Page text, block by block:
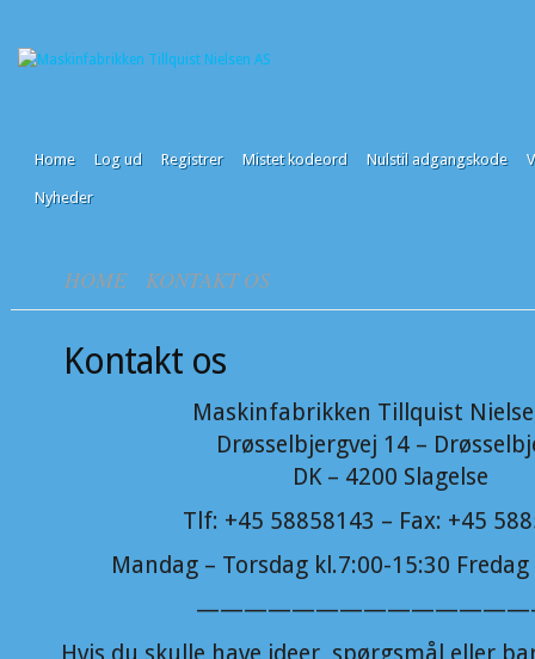
Home Log ud Registrer Mistet kodeord Nulstil adgangskode
Nyheder
HOME KONTAKT OS
Kontakt os
Maskinfabrikken Tillquist
Drøsselbjergvej 14 –
DK – 4200 Slagelse
Tlf: +45 58858143 – Fax: +45
Mandag – Torsdag kl.7:00-15:30